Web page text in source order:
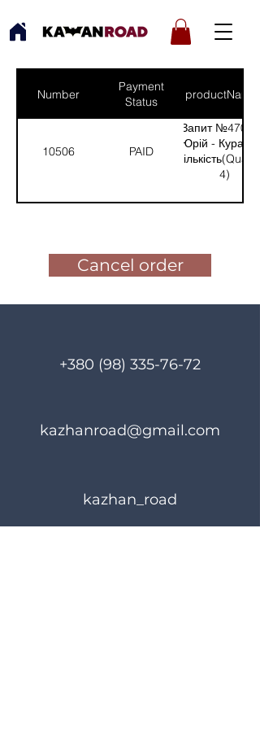
Number
Payment
Status
productNames
10506 PAID
Запит №470 від:
Юрій - Курахово
4)
Cancel order
+380 (98) 335-76-72
kazhanroad@gmail.com
kazhan_road